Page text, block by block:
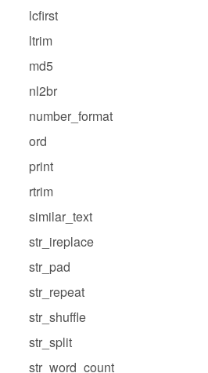
lcfirst
ltrim
md5
nl2br
number_format
ord
print
rtrim
similar_text
str_ireplace
str_pad
str_repeat
str_shuffle
str_split
str_word_count